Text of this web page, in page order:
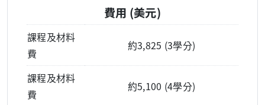
費用 (美元)
課程及材料
費
約3,825 (3學分)
課程及材料
費
約5,100 (4學分)